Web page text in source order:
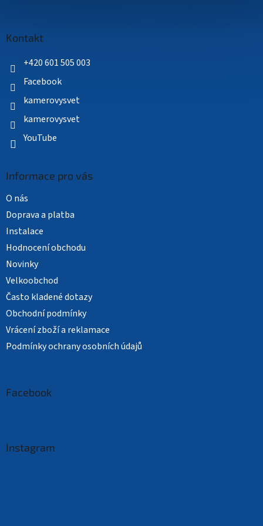
Kontakt
+420 601 505 003
Facebook
kamerovysvet
kamerovysvet
YouTube
Informace pro vás
O nás
Doprava a platba
Instalace
Hodnocení obchodu
Novinky
Velkoobchod
Často kladené dotazy
Obchodní podmínky
Vrácení zboží a reklamace
Podmínky ochrany osobních údajů
Facebook
Instagram